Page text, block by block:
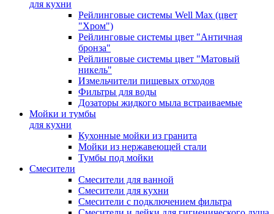
для кухни
Рейлинговые системы Well Max (цвет
"Хром")
Рейлинговые системы цвет "Античная
бронза"
Рейлинговые системы цвет "Матовый
никель"
Измельчители пищевых отходов
Фильтры для воды
Дозаторы жидкого мыла встраиваемые
Мойки и тумбы
для кухни
Кухонные мойки из гранита
Мойки из нержавеющей стали
Тумбы под мойки
Смесители
Смесители для ванной
Смесители для кухни
Смесители с подключением фильтра